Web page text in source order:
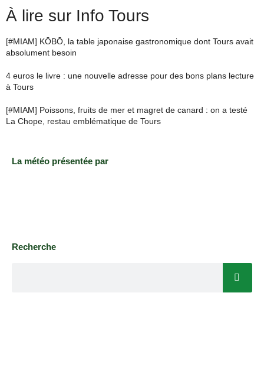
À lire sur Info Tours
[#MIAM] KŌBŌ, la table japonaise gastronomique dont Tours avait
absolument besoin
4 euros le livre : une nouvelle adresse pour des bons plans lecture
à Tours
[#MIAM] Poissons, fruits de mer et magret de canard : on a testé
La Chope, restau emblématique de Tours
La météo présentée par
Recherche